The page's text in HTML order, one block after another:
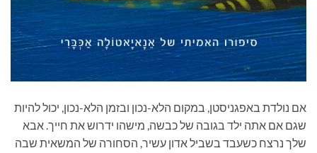
אם נולדת באפגניסטן, במקום הלא-נכון ובזמן הלא-נכון, יכול להיות
שגם אם אתה ילד בגובה של כבשה, מישהו ידרוש את חייך. אבא
שלך נרצח כשעבד בשביל אדון עשיר, הסחורה של המשאית שבה